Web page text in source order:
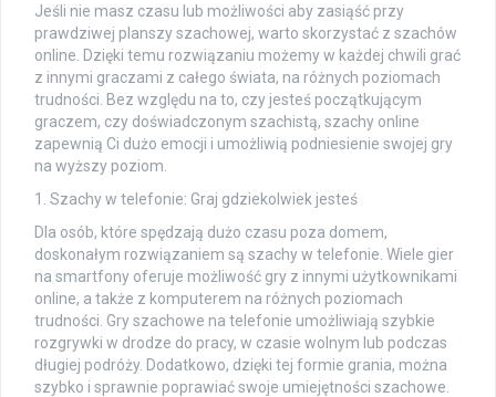
Jeśli nie masz czasu lub możliwości aby zasiąść przy
prawdziwej planszy szachowej, warto skorzystać z szachów
online. Dzięki temu rozwiązaniu możemy w każdej chwili grać
z innymi graczami z całego świata, na różnych poziomach
trudności. Bez względu na to, czy jesteś początkującym
graczem, czy doświadczonym szachistą, szachy online
zapewnią Ci dużo emocji i umożliwią podniesienie swojej gry
na wyższy poziom.
1. Szachy w telefonie: Graj gdziekolwiek jesteś
Dla osób, które spędzają dużo czasu poza domem,
doskonałym rozwiązaniem są szachy w telefonie. Wiele gier
na smartfony oferuje możliwość gry z innymi użytkownikami
online, a także z komputerem na różnych poziomach
trudności. Gry szachowe na telefonie umożliwiają szybkie
rozgrywki w drodze do pracy, w czasie wolnym lub podczas
długiej podróży. Dodatkowo, dzięki tej formie grania, można
szybko i sprawnie poprawiać swoje umiejętności szachowe.